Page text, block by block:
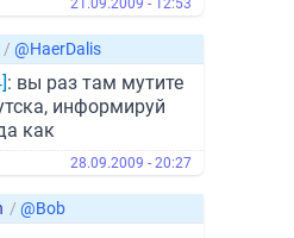
21.09.2009 - 12:53
/ @HaerDalis
: вы раз там мутите
информируй
как
28.09.2009 - 20:27
/ @Bob